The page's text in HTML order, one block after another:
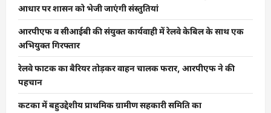
आधार पर शासन को भेजी जाएंगी संस्तुतियां
आरपीएफ व सीआईबी की संयुक्त कार्यवाही में रेलवे केबिल के साथ एक
अभियुक्त गिरफ्तार
रेलवे फाटक का बैरियर तोड़कर वाहन चालक फरार, आरपीएफ ने की
पहचान
कटका में बहुउद्देशीय प्राथमिक ग्रामीण सहकारी समिति का